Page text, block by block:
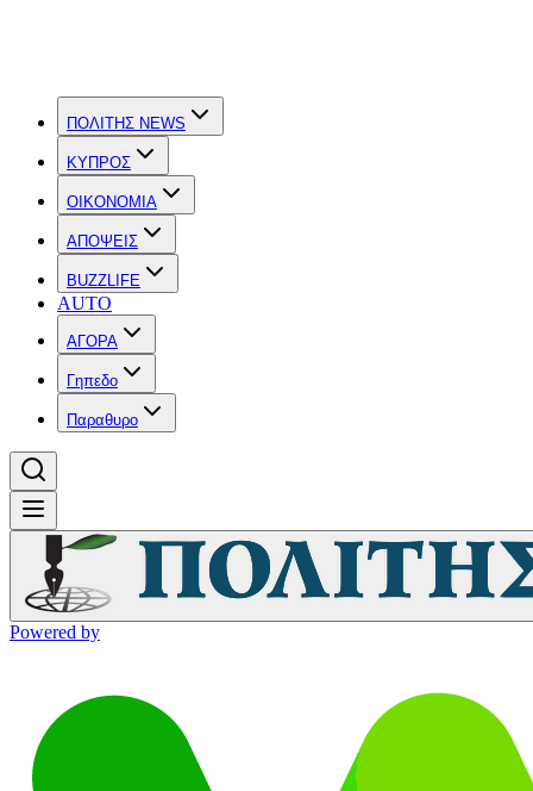
ΠΟΛΙΤΗΣ NEWS
ΚΥΠΡΟΣ
OIKONOMIA
ΑΠΟΨΕΙΣ
BUZZLIFE
AUTO
ΑΓΟΡΑ
Γηπεδο
Παραθυρο
Powered by